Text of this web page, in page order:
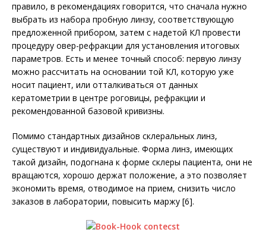
правило, в рекомендациях говорится, что сначала нужно
выбрать из набора пробную линзу, соответствующую
предложенной прибором, затем с надетой КЛ провести
процедуру овер-рефракции для установления итоговых
параметров. Есть и менее точный способ: первую линзу
можно рассчитать на основании той КЛ, которую уже
носит пациент, или отталкиваться от данных
кератометрии в центре роговицы, рефракции и
рекомендованной базовой кривизны.
Помимо стандартных дизайнов склеральных линз,
существуют и индивидуальные. Форма линз, имеющих
такой дизайн, подогнана к форме склеры пациента, они не
вращаются, хорошо держат положение, а это позволяет
экономить время, отводимое на прием, снизить число
заказов в лаборатории, повысить маржу [6].